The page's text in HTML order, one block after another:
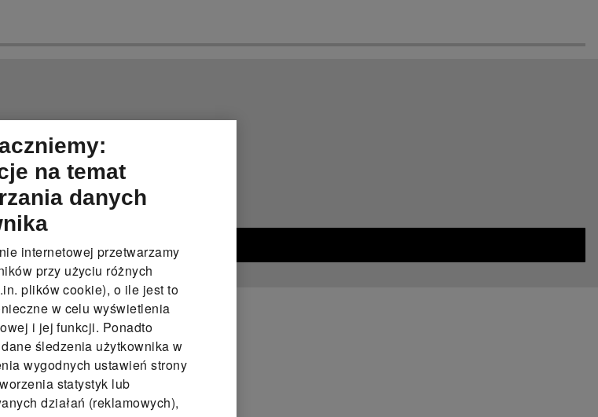
so sklepu internetowy
na temat
danych
internetowej przetwarzamy
przy użyciu różnych
plików cookie), o ile jest to
w celu wyświetlenia
i jej funkcji. Ponadto
śledzenia użytkownika w
wygodnych ustawień strony
statystyk lub
działań (reklamowych),